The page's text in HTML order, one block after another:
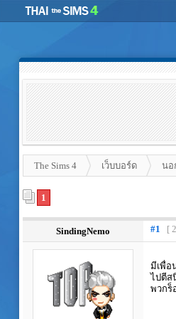
The Sims 4 เว็บบอร์ด นอ
1
SindingNemo #1 [
มีเพื่อ
ไปตีส
พวกร็